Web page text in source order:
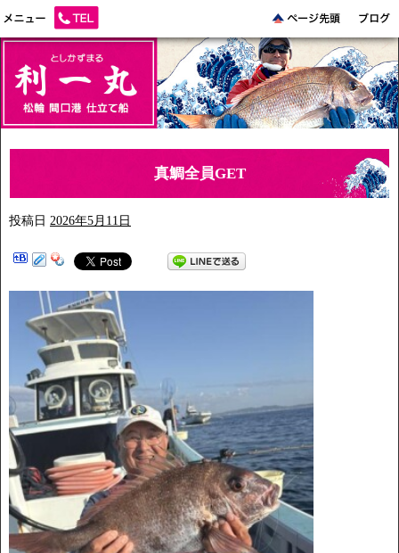
真鯛全員GET
投稿日 2026年5月11日